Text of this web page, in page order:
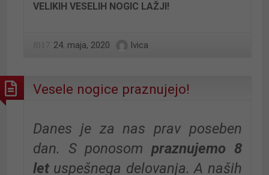
VELIKIH VESELIH NOGIC LAŽJI!
24. maja, 2020 Ivica
Vesele nogice praznujejo!
Danes je za nas prav poseben
dan. S ponosompraznujemo 8
let uspešnega delovanja. A naših